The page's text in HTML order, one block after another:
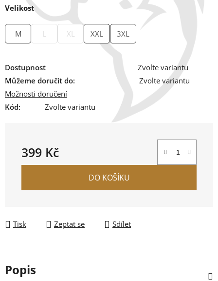
Velikost
M L XL XXL 3XL
Dostupnost
Zvolte variantu
Můžeme doručit do:
Zvolte variantu
Možnosti doručení
Kód:
Zvolte variantu
399 Kč
Měrná cena:
DO KOŠÍKU
Tisk Zeptat se Sdílet
Popis